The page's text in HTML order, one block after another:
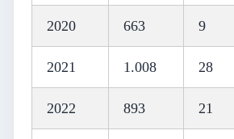
2020 663 9
2021 1.008 28
2022 893 21